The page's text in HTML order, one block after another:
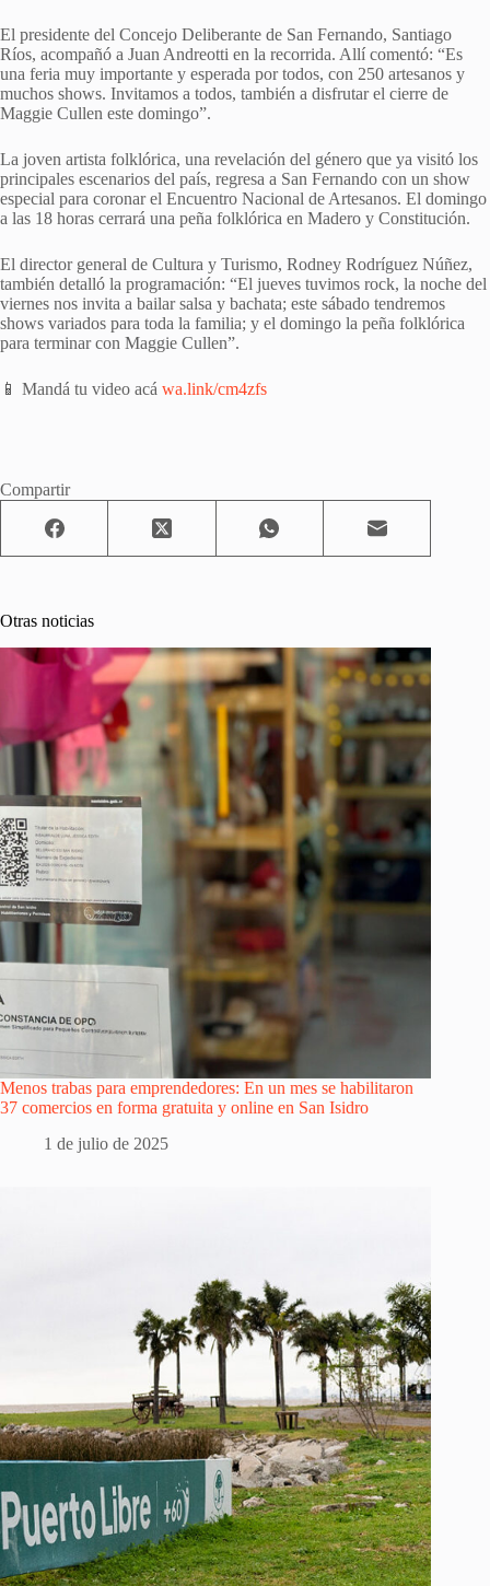
El presidente del Concejo Deliberante de San Fernando, Santiago
Ríos, acompañó a Juan Andreotti en la recorrida. Allí comentó: “Es
una feria muy importante y esperada por todos, con 250 artesanos y
muchos shows. Invitamos a todos, también a disfrutar el cierre de
Maggie Cullen este domingo”.
La joven artista folklórica, una revelación del género que ya visitó los
principales escenarios del país, regresa a San Fernando con un show
especial para coronar el Encuentro Nacional de Artesanos. El domingo
a las 18 horas cerrará una peña folklórica en Madero y Constitución.
El director general de Cultura y Turismo, Rodney Rodríguez Núñez,
también detalló la programación: “El jueves tuvimos rock, la noche del
viernes nos invita a bailar salsa y bachata; este sábado tendremos
shows variados para toda la familia; y el domingo la peña folklórica
para terminar con Maggie Cullen”.
📱 Mandá tu video acá wa.link/cm4zfs
Compartir
Otras noticias
Menos trabas para emprendedores: En un mes se habilitaron
37 comercios en forma gratuita y online en San Isidro
1 de julio de 2025